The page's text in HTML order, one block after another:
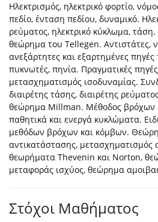
Ηλεκτρισμός, ηλεκτρικό φορτίο,
πεδίο, ένταση πεδίου, δυναμικό.
ρεύματος, ηλεκτρικό κύκλωμα,
θεώρημα του Tellegen. Αντιστάτες,
ανεξάρτητες και εξαρτημένες
πυκνωτές, πηνία. Πραγματικές
μετασχηματισμός ισοδυναμίας.
διαιρέτης τάσης, διαιρέτης
θεώρημα Millman. Μέθοδος βρόχων
παθητικά και ενεργά κυκλώματα.
μεθόδων βρόχων και κόμβων.
αντικατάστασης, μετασχηματισμός
θεωρήματα Thevenin και Norton,
μεταφοράς ισχύος, θεώρημα
Στόχοι Μαθήματος